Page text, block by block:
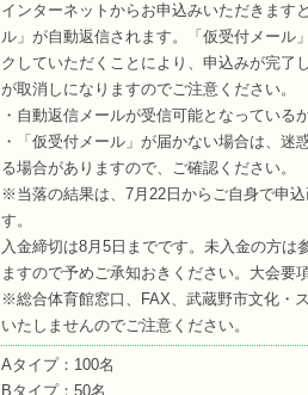
インターネットからお申込みいただきます
ル」が自動返信されます。「仮受付メール
クしていただくことにより、申込みが完了
が取消しになりますのでご注意ください。
・自動返信メールが受信可能となっている
・「仮受付メール」が届かない場合は、
る場合がありますので、ご確認ください。
※当落の結果は、7月22日からご自身で申
す。
入金締切は8月5日までです。未入金の方
ますので予めご承知おきください。大会要
※総合体育館窓口、FAX、武蔵野市文化・
いたしませんのでご注意ください。
Aタイプ：100名
Bタイプ：50名